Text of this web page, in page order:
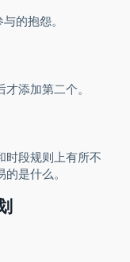
的抱怨。
添加第二个。
时段规则上有所不
是什么。